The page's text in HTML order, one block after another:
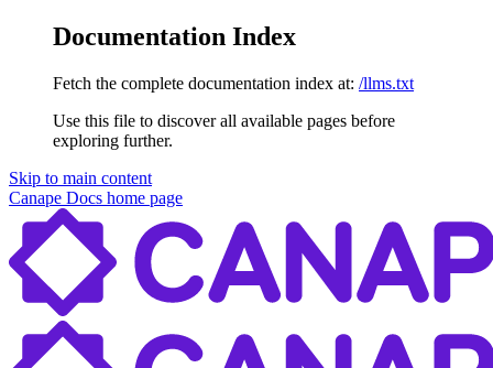
Documentation Index
Fetch the complete documentation index at: /llms.txt
Use this file to discover all available pages before
exploring further.
Skip to main content
Canape Docs home page